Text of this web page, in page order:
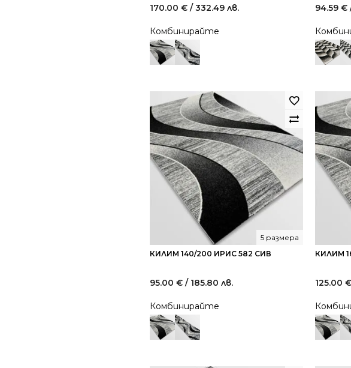
170.00 € / 332.49 лв.
Комбинирайте
94.59 €
КИЛИМ 140/200 ИРИС 582 СИВ
5 размера
95.00 € / 185.80 лв.
Комбинирайте
КИЛИМ
125.00 €